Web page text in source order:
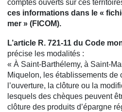
comptes ouverts sur ces
ces informations dans le «
mer » (FICOM).
L’article R. 721-11 du Code
précise les modalités :
« À Saint-Barthélemy, à Saint-
Miquelon, les établissements de
l’ouverture, la clôture ou la
lesquels des chèques peuvent
clôture des produits d’épargne